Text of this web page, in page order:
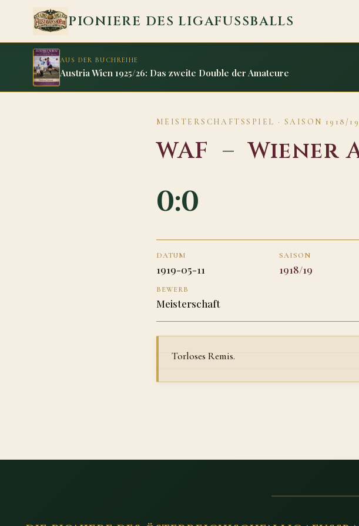
Zum Inhalt springen
PIONIERE DES LIGAFUSSBALLS
AUS DER BUCHREIHE
Austria Wien 1925/26: Das zweite Double der Amateure
MEISTERSCHAFTSSPIEL · SAISON 1918/19
WAF –Wiener
0:0
DATUM
1919-05-11
SAISON
1918/19
BEWERB
Meisterschaft
Torloses Remis.